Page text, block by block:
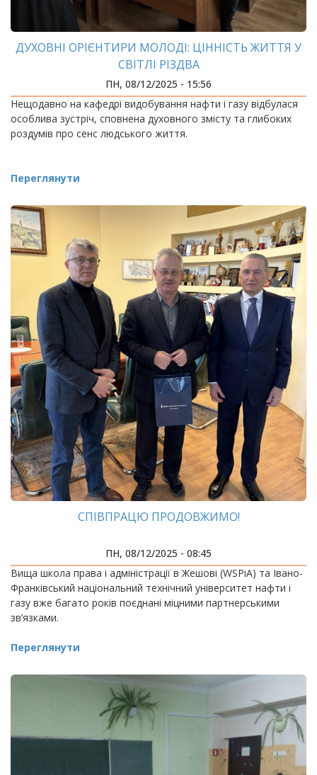
ДУХОВНІ ОРІЄНТИРИ МОЛОДІ: ЦІННІСТЬ ЖИТТЯ У
СВІТЛІ РІЗДВА
ПН, 08/12/2025 - 15:56
Нещодавно на кафедрі видобування нафти і газу відбулася
особлива зустріч, сповнена духовного змісту та глибоких
роздумів про сенс людського життя.
Переглянути
СПІВПРАЦЮ ПРОДОВЖИМО!
ПН, 08/12/2025 - 08:45
Вища школа права і адміністрації в Жешові (WSPiA) та Івано-
Франківський національний технічний університет нафти і
газу вже багато років поєднані міцними партнерськими
зв’язками.
Переглянути